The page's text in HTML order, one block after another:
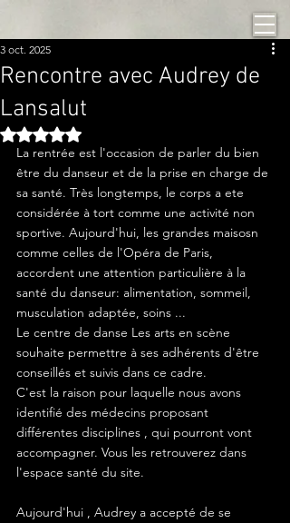
Rencontre avec Audrey de
Lansalut
3 oct. 2025
Noté NaN étoiles sur 5.
La rentrée est l'occasion de parler du bien
être du danseur et de la prise en charge de
sa santé. Très longtemps, le corps a ete
considérée à tort comme une activité non
sportive. Aujourd'hui, les grandes maisosn
comme celles de l'Opéra de Paris,
accordent une attention particulière à la
santé du danseur: alimentation, sommeil,
musculation adaptée, soins ...
Le centre de danse Les arts en scène
souhaite permettre à ses adhérents d'être
conseillés et suivis dans ce cadre.
C'est la raison pour laquelle nous avons
identifié des médecins proposant
différentes disciplines , qui pourront vont
accompagner. Vous les retrouverez dans
l'espace santé du site.
Aujourd'hui , Audrey a accepté de se